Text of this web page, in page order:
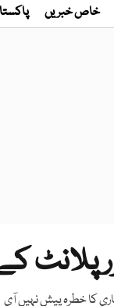
خاص خبریں
کا خطرہ پیش نہیں آی